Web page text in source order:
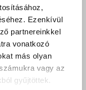
Ezenkívül
partnereinkkel
vonatkozó
más olyan
vagy az
gyűjtöttek.